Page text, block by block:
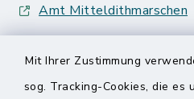
Mit Ihrer Zustimmung
sog. Tracking-Cookies, die es
Amt Mitteldithmarschen
Nationalpark